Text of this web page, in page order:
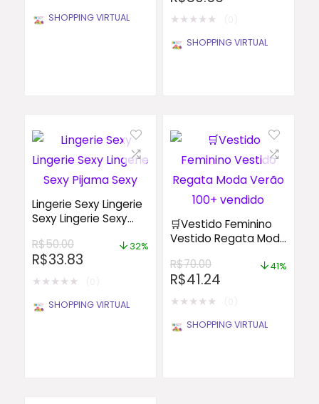
SHOPPING VIRTUAL
Size, Solto e
★★★★★
SHOPPING VIRTUAL
Lingerie Sexy Lingerie
Sexy Lingerie Sexy
R$50.00
R$33.83
32%
★★★★★
SHOPPING VIRTUAL
🛒Vestido Feminino
Vestido Regata Moda
R$70.00
R$41.24
41%
★★★★★
SHOPPING VIRTUAL